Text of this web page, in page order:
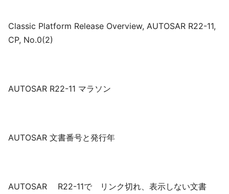
Classic Platform Release Overview, AUTOSAR R22-11,
CP, No.0(2)
AUTOSAR R22-11 マラソン
AUTOSAR 文書番号と発行年
AUTOSAR R22-11で リンク切れ、表示しない文書